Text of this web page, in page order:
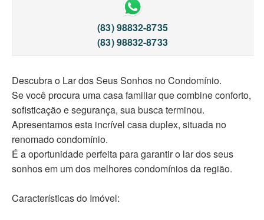
(83) 98832-8735
(83) 98832-8733
Descubra o Lar dos Seus Sonhos no Condomínio.
Se você procura uma casa familiar que combine conforto,
sofisticação e segurança, sua busca terminou.
Apresentamos esta incrível casa duplex, situada no
renomado condomínio.
É a oportunidade perfeita para garantir o lar dos seus
sonhos em um dos melhores condomínios da região.
Características do Imóvel: